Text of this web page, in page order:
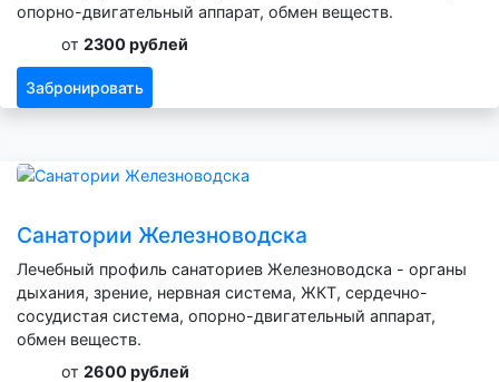
опорно-двигательный аппарат, обмен веществ.
от 2300 рублей
Забронировать
Санатории Железноводска
Лечебный профиль санаториев Железноводска - органы
дыхания, зрение, нервная система, ЖКТ, сердечно-
сосудистая система, опорно-двигательный аппарат,
обмен веществ.
от 2600 рублей